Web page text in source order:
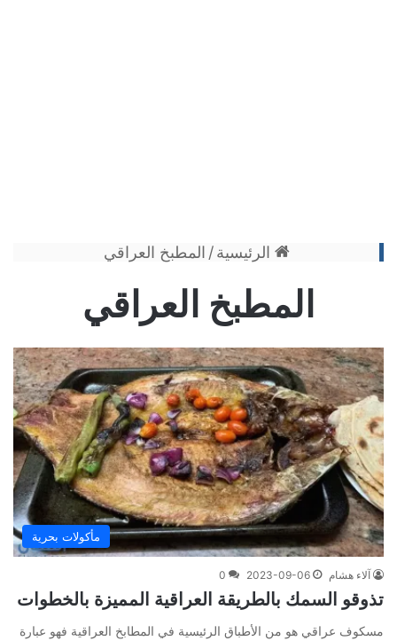
الرئيسية / المطبخ العراقي
المطبخ العراقي
مأكولات بحرية
آلاء هشام 2023-09-06
0
تذوقو السمك بالطريقة العراقية المميزة بالخطوات
مسكوف عراقي هو من الأطباق الرئيسية في المطابخ العراقية فهو عبارة